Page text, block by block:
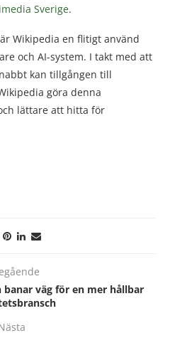
Sverige.
Wikipedia en flitigt använd
och AI-system. I takt med att
kan tillgången till
göra denna
lättare att hitta för
väg för en mer hållbar